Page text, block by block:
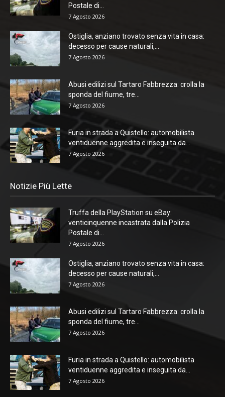
Postale di...
7 Agosto 2026
Ostiglia, anziano trovato senza vita in casa:
decesso per cause naturali,...
7 Agosto 2026
Abusi edilizi sul Tartaro Fabbrezza: crolla la
sponda del fiume, tre...
7 Agosto 2026
Furia in strada a Quistello: automobilista
ventiduenne aggredita e inseguita da...
7 Agosto 2026
Notizie Più Lette
Truffa della PlayStation su eBay:
venticinquenne incastrata dalla Polizia
Postale di...
7 Agosto 2026
Ostiglia, anziano trovato senza vita in casa:
decesso per cause naturali,...
7 Agosto 2026
Abusi edilizi sul Tartaro Fabbrezza: crolla la
sponda del fiume, tre...
7 Agosto 2026
Furia in strada a Quistello: automobilista
ventiduenne aggredita e inseguita da...
7 Agosto 2026